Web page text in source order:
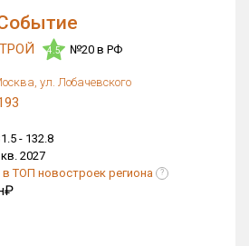
4.5 №20 в РФ
ул. Лобачевского
- 132.8
2027
в ТОП новостроек региона ?